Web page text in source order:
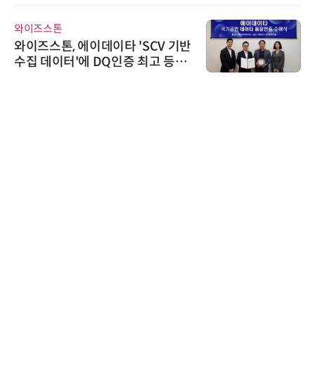
와이즈스톤
와이즈스톤, 에이데이타 'SCV 기반
수집 데이터'에 DQ인증 최고 등급